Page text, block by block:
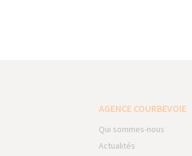
AGENCE COURBEVOIE
Qui sommes-nous
Actualités